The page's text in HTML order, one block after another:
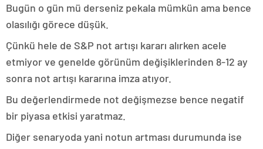
Bugün o gün mü derseniz pekala mümkün ama bence
olasılığı görece düşük.
Çünkü hele de S&P not artışı kararı alırken acele
etmiyor ve genelde görünüm değişiklerinden 8-12 ay
sonra not artışı kararına imza atıyor.
Bu değerlendirmede not değişmezse bence negatif
bir piyasa etkisi yaratmaz.
Diğer senaryoda yani notun artması durumunda ise